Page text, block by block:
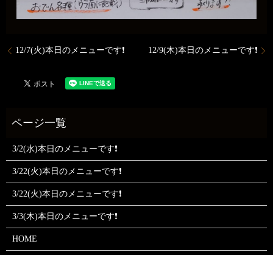
12/7(火)本日のメニューです❗ 12/9(木)本日のメニューです❗
3/2(水)本日のメニューです❗
3/22(火)本日のメニューです❗
3/22(火)本日のメニューです❗
3/3(木)本日のメニューです❗
HOME